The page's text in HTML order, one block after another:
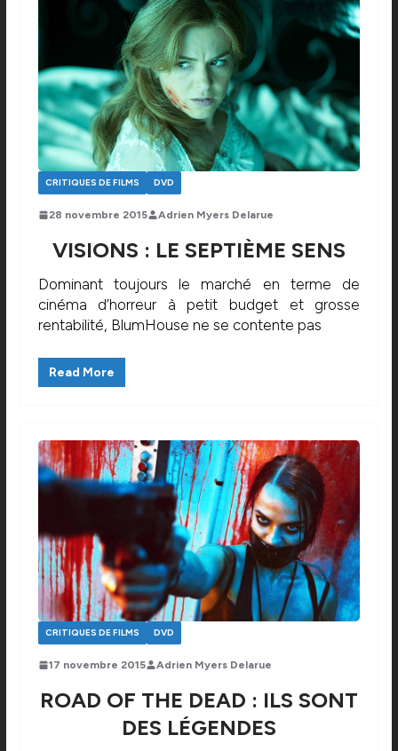
CRITIQUES DE FILMS DVD
28 novembre 2015 Adrien Myers Delarue
VISIONS : LE SEPTIÈME SENS
Dominant toujours le marché en terme de
cinéma d’horreur à petit budget et grosse
rentabilité, BlumHouse ne se contente pas
Read More
CRITIQUES DE FILMS DVD
17 novembre 2015 Adrien Myers Delarue
ROAD OF THE DEAD : ILS SONT
DES LÉGENDES